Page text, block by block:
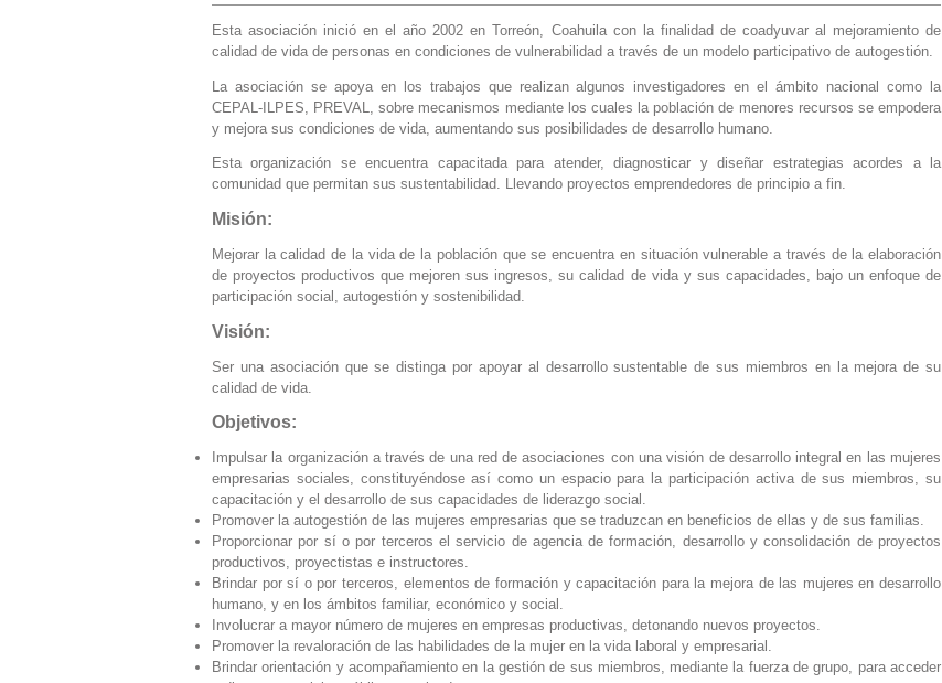
Esta asociación inició en el año 2002 en Torreón, Coahuila con la finalidad de coadyuvar al mejoramiento de
calidad de vida de personas en condiciones de vulnerabilidad a través de un modelo participativo de autogestión.
La asociación se apoya en los trabajos que realizan algunos investigadores en el ámbito nacional como la
CEPAL-ILPES, PREVAL, sobre mecanismos mediante los cuales la población de menores recursos se empodera
y mejora sus condiciones de vida, aumentando sus posibilidades de desarrollo humano.
Esta organización se encuentra capacitada para atender, diagnosticar y diseñar estrategias acordes a la
comunidad que permitan sus sustentabilidad. Llevando proyectos emprendedores de principio a fin.
Misión:
Mejorar la calidad de la vida de la población que se encuentra en situación vulnerable a través de la elaboración
de proyectos productivos que mejoren sus ingresos, su calidad de vida y sus capacidades, bajo un enfoque de
participación social, autogestión y sostenibilidad.
Visión:
Ser una asociación que se distinga por apoyar al desarrollo sustentable de sus miembros en la mejora de su
calidad de vida.
Objetivos:
Impulsar la organización a través de una red de asociaciones con una visión de desarrollo integral en las mujeres
empresarias sociales, constituyéndose así como un espacio para la participación activa de sus miembros, su
capacitación y el desarrollo de sus capacidades de liderazgo social.
Promover la autogestión de las mujeres empresarias que se traduzcan en beneficios de ellas y de sus familias.
Proporcionar por sí o por terceros el servicio de agencia de formación, desarrollo y consolidación de proyectos
productivos, proyectistas e instructores.
Brindar por sí o por terceros, elementos de formación y capacitación para la mejora de las mujeres en desarrollo
humano, y en los ámbitos familiar, económico y social.
Involucrar a mayor número de mujeres en empresas productivas, detonando nuevos proyectos.
Promover la revaloración de las habilidades de la mujer en la vida laboral y empresarial.
Brindar orientación y acompañamiento en la gestión de sus miembros, mediante la fuerza de grupo, para acceder